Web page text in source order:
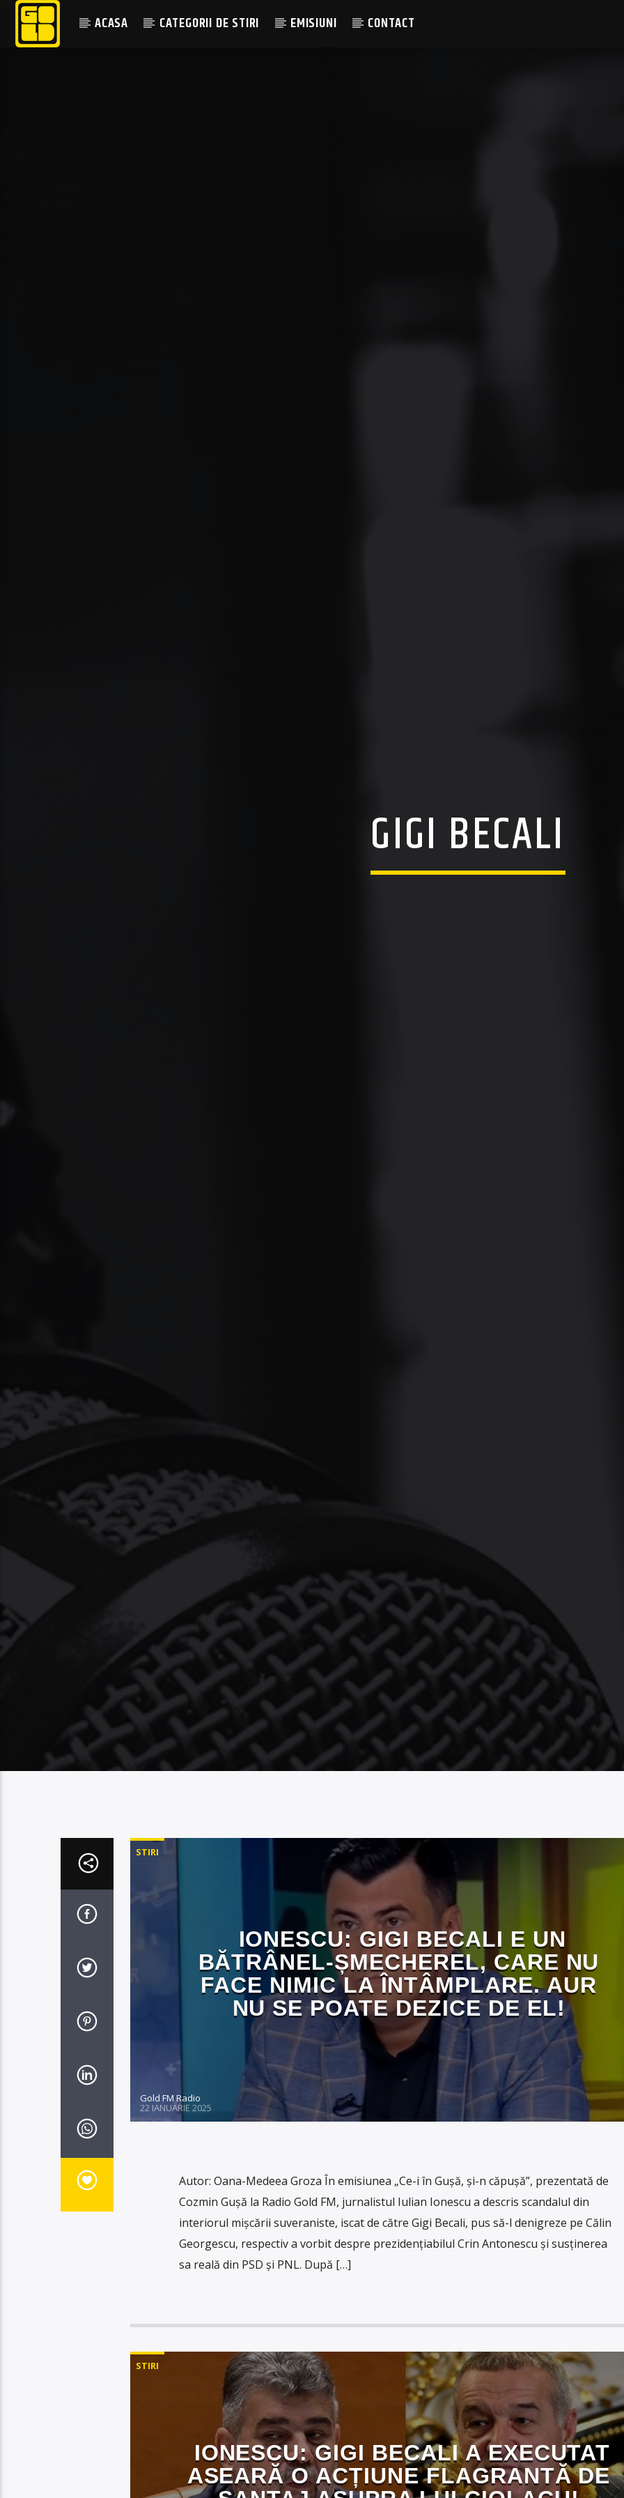
ACASA CATEGORII DE STIRI EMISIUNI CONTACT
GIGI BECALI
STIRI
IONESCU: GIGI BECALI E UN
BĂTRÂNEL-ȘMECHEREL, CARE NU
FACE NIMIC LA ÎNTÂMPLARE. AUR
NU SE POATE DEZICE DE EL!
Gold FM Radio
22 IANUARIE 2025
Autor: Oana-Medeea Groza În emisiunea „Ce-i în Gușă, și-n căpușă”, prezentată de
Cozmin Gușă la Radio Gold FM, jurnalistul Iulian Ionescu a descris scandalul din
interiorul mișcării suveraniste, iscat de către Gigi Becali, pus să-l denigreze pe Călin
Georgescu, respectiv a vorbit despre prezidențiabilul Crin Antonescu și susținerea
sa reală din PSD și PNL. După […]
STIRI
IONESCU: GIGI BECALI A EXECUTAT
ASEARĂ O ACȚIUNE FLAGRANTĂ DE